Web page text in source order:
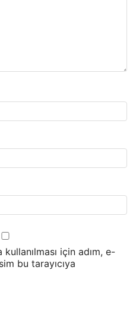
için adım, e-
bu tarayıcıya